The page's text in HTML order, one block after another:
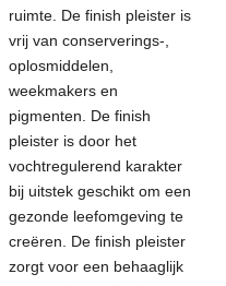
ruimte. De finish pleister is
vrij van conserverings-,
oplosmiddelen,
weekmakers en
pigmenten. De finish
pleister is door het
vochtregulerend karakter
bij uitstek geschikt om een
gezonde leefomgeving te
creëren. De finish pleister
zorgt voor een behaaglijk